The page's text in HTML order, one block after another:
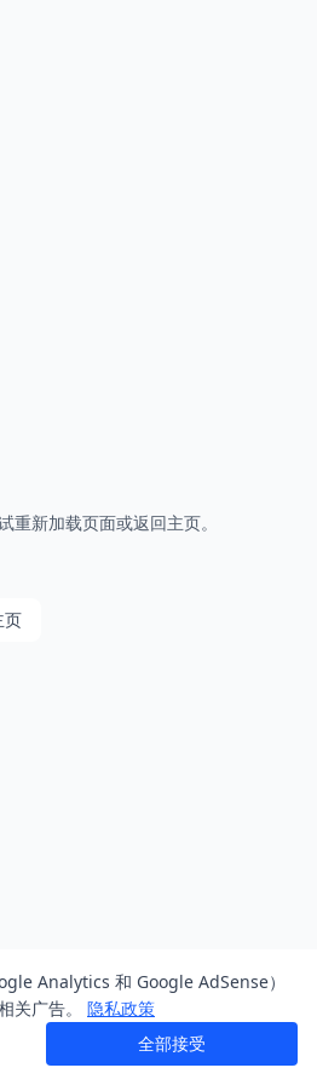
重新加载页面或返回主页。
页
Analytics 和 Google AdSense）
关广告。
隐私政策
全部接受